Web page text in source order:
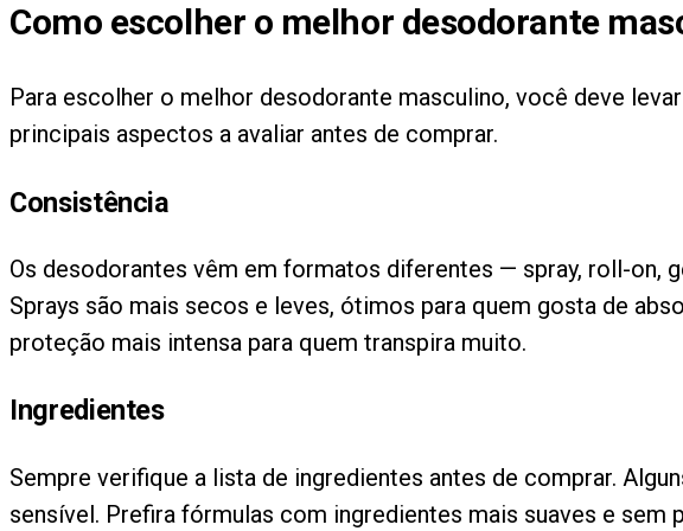
Como escolher o melhor desodorante
Para escolher o melhor desodorante masculino, você deve
principais aspectos a avaliar antes de comprar.
Consistência
Os desodorantes vêm em formatos diferentes — spray, roll-on,
Sprays são mais secos e leves, ótimos para quem gosta de
proteção mais intensa para quem transpira muito.
Ingredientes
Sempre verifique a lista de ingredientes antes de comprar.
sensível. Prefira fórmulas com ingredientes mais suaves e